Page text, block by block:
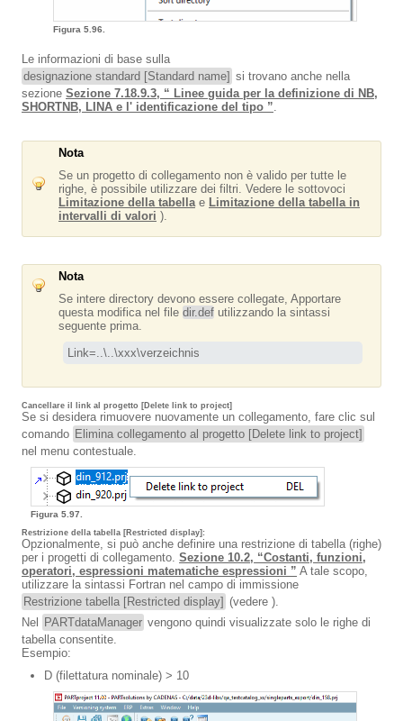
Figura 5.96.
Le informazioni di base sulla
designazione standard [Standard name] si trovano anche nella
sezione Sezione 7.18.9.3, “ Linee guida per la definizione di NB,
SHORTNB, LINA e l' identificazione del tipo ”.
Nota
Se un progetto di collegamento non è valido per tutte le
righe, è possibile utilizzare dei filtri. Vedere le sottovoci
Limitazione della tabellae Limitazione della tabella in
intervalli di valori ).
Nota
Se intere directory devono essere collegate, Apportare
questa modifica nel file dir.def utilizzando la sintassi
seguente prima.
Link=..\..\xxx\verzeichnis
Cancellare il link al progetto [Delete link to project]
Se si desidera rimuovere nuovamente un collegamento, fare clic sul
comando Elimina collegamento al progetto [Delete link to project]
nel menu contestuale.
Figura 5.97.
Restrizione della tabella [Restricted display] :
Opzionalmente, si può anche definire una restrizione di tabella (righe)
per i progetti di collegamento. Sezione 10.2, “Costanti, funzioni,
operatori, espressioni matematiche espressioni ” A tale scopo,
utilizzare la sintassi Fortran nel campo di immissione
Restrizione tabella [Restricted display] (vedere ).
Nel
PARTdataManager vengono quindi visualizzate solo le righe di
tabella consentite.
Esempio:
D (filettatura nominale) > 10